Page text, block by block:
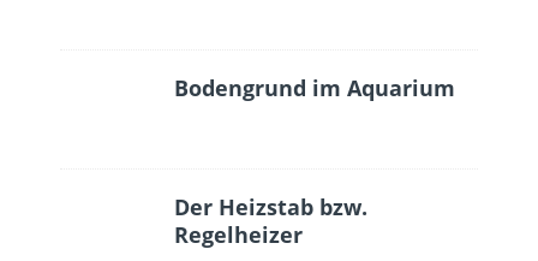
Bodengrund im Aquarium
Der Heizstab bzw.
Regelheizer